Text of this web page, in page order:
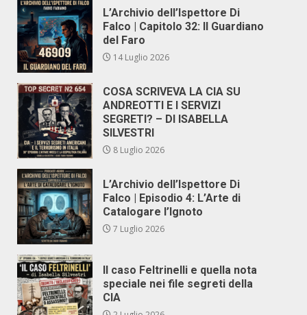
L’Archivio dell’Ispettore Di
Falco | Capitolo 32: Il Guardiano
del Faro
14 Luglio 2026
COSA SCRIVEVA LA CIA SU
ANDREOTTI E I SERVIZI
SEGRETI? – DI ISABELLA
SILVESTRI
8 Luglio 2026
L’Archivio dell’Ispettore Di
Falco | Episodio 4: L’Arte di
Catalogare l’Ignoto
7 Luglio 2026
Il caso Feltrinelli e quella nota
speciale nei file segreti della
CIA